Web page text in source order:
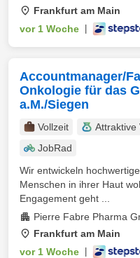
Frankfurt am Main
vor 1 Woche
Accountmanager/
Onkologie für das
a.M./Siegen
Vollzeit Attraktive
JobRad
Wir entwickeln
Menschen in ihrer Haut
Engagement geht ...
Pierre Fabre Pharma
Frankfurt am Main
vor 1 Woche